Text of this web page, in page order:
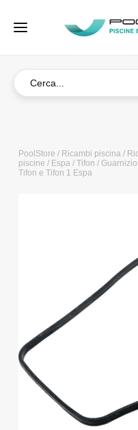
PoolStore / Ricambi piscina/
piscine / Espa/ Tifon /
Tifon e Tifon 1 Espa